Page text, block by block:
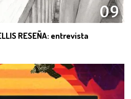
09
RESEÑA: entrevista